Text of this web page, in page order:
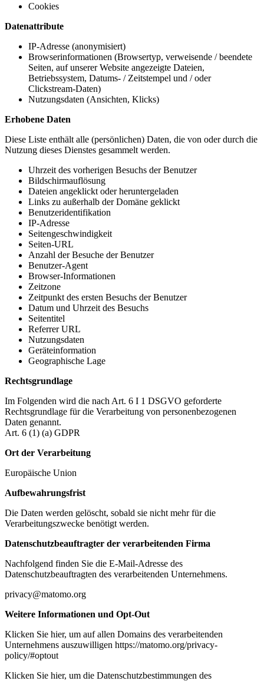
Cookies
Datenattribute
IP-Adresse (anonymisiert)
Browserinformationen (Browsertyp, verweisende / beendete
Seiten, auf unserer Website angezeigte Dateien,
Betriebssystem, Datums- / Zeitstempel und / oder
Clickstream-Daten)
Nutzungsdaten (Ansichten, Klicks)
Erhobene Daten
Diese Liste enthält alle (persönlichen) Daten, die von oder durch die
Nutzung dieses Dienstes gesammelt werden.
Uhrzeit des vorherigen Besuchs der Benutzer
Bildschirmauflösung
Dateien angeklickt oder heruntergeladen
Links zu außerhalb der Domäne geklickt
Benutzeridentifikation
IP-Adresse
Seitengeschwindigkeit
Seiten-URL
Anzahl der Besuche der Benutzer
Benutzer-Agent
Browser-Informationen
Zeitzone
Zeitpunkt des ersten Besuchs der Benutzer
Datum und Uhrzeit des Besuchs
Seitentitel
Referrer URL
Nutzungsdaten
Geräteinformation
Geographische Lage
Rechtsgrundlage
Im Folgenden wird die nach Art. 6 I 1 DSGVO geforderte
Rechtsgrundlage für die Verarbeitung von personenbezogenen
Daten genannt.
Art. 6 (1) (a) GDPR
Ort der Verarbeitung
Europäische Union
Aufbewahrungsfrist
Die Daten werden gelöscht, sobald sie nicht mehr für die
Verarbeitungszwecke benötigt werden.
Datenschutzbeauftragter der verarbeitenden Firma
Nachfolgend finden Sie die E-Mail-Adresse des
Datenschutzbeauftragten des verarbeitenden Unternehmens.
privacy@matomo.org
Weitere Informationen und Opt-Out
Klicken Sie hier, um auf allen Domains des verarbeitenden
Unternehmens auszuwilligen https://matomo.org/privacy-
policy/#optout
Klicken Sie hier, um die Datenschutzbestimmungen des